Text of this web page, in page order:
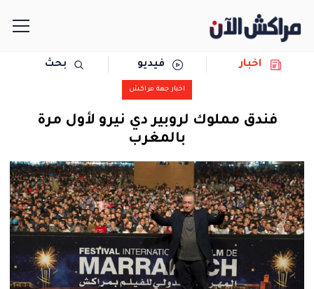
مجتمع
رياضة
حوادث
دولية
المرأة
اخبار فيديو بحث
اخبار جهة مراكش
فندق مملوك لروبير دي نيرو لأول مرة
بالمغرب